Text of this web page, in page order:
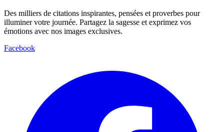
Des milliers de citations inspirantes, pensées et proverbes pour
illuminer votre journée. Partagez la sagesse et exprimez vos
émotions avec nos images exclusives.
Facebook